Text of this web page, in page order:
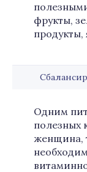
фрукты,
продукты,
Одним
полезных
женщина,